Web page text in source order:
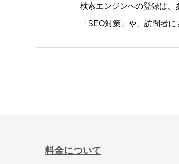
検索エンジンへの登録は、
「SEO対策」や、訪問者
料金について